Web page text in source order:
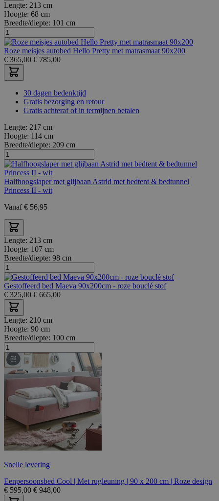
Lengte: 213 cm
Hoogte: 68 cm
Breedte/diepte: 101 cm
Roze meisjes autobed Hello Pretty met matrasmaat 90x200
€ 365,00 € 785,00
30 dagen bedenktijd
Gratis bezorging en retour
Gratis achteraf of in termijnen betalen
Lengte: 217 cm
Hoogte: 114 cm
Breedte/diepte: 209 cm
Halfhoogslaper met glijbaan Astrid met bedtent & bedtunnel
Princess II - wit
Vanaf € 56,95
Lengte: 213 cm
Hoogte: 107 cm
Breedte/diepte: 98 cm
Gestoffeerd bed Maeva 90x200cm - roze bouclé stof
€ 325,00 € 665,00
Lengte: 210 cm
Hoogte: 90 cm
Breedte/diepte: 100 cm
Snelle levering
Eenpersoonsbed Cool | Met rugleuning | 90 x 200 cm | Roze design
€ 595,00 € 948,00